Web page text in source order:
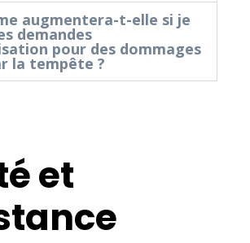
augmentera-t-elle si je
demandes
pour des dommages
la tempête ?
et